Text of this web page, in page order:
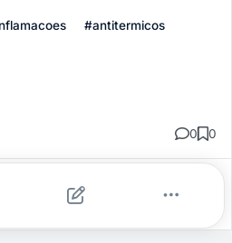
#antitermicos
0 0
Salvar